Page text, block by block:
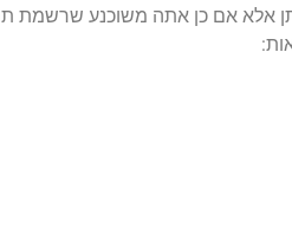
אלא אם כן אתה משוכנע שרשמת